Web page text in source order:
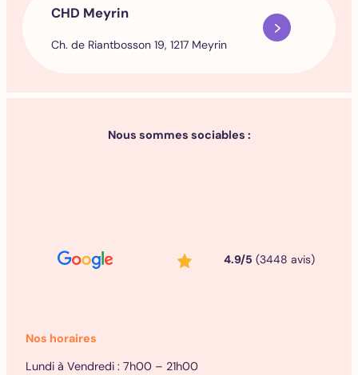
CHD Meyrin
Ch. de Riantbosson 19, 1217 Meyrin
Nous sommes sociables :
4.9/5 (3448 avis)
Nos horaires
Lundi à Vendredi : 7h00 – 21h00